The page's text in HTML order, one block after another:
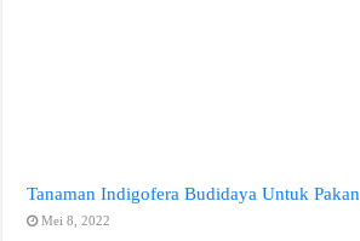
Tanaman Indigofera Budidaya Untuk Pakan
Mei 8, 2022